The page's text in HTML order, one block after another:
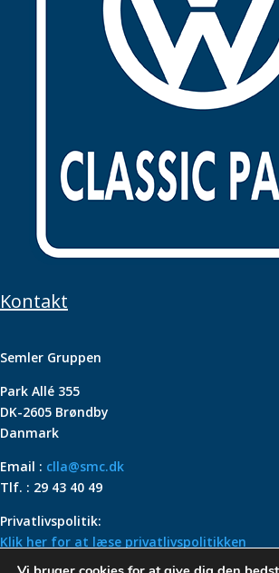
Kontakt
Semler Gruppen
Park Allé 355
DK-2605 Brøndby
Danmark
Email : clla@smc.dk
Tlf. : 29 43 40 49
Privatlivspolitik:
Klik her for at læse privatlivspolitikken